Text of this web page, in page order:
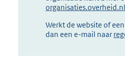
organisaties.overheid.nl
Werkt de website of
dan een e-mail naar